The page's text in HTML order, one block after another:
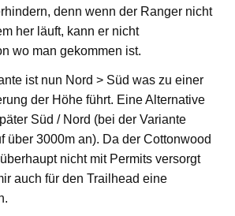
denn wenn der Ranger nicht
her läuft, kann er nicht
wo man gekommen ist.
ist nun Nord > Süd was zu einer
der Höhe führt. Eine Alternative
Süd / Nord (bei der Variante
über 3000m an). Da der Cottonwood
nicht mit Permits versorgt
auch für den Trailhead eine